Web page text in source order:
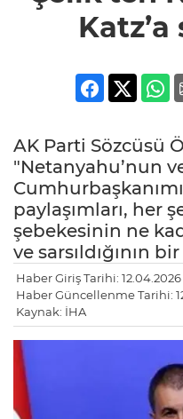
AK Parti Sözcüsü
"Netanyahu’nun ve
paylaşımları, her
şebekesinin ne
ve sarsıldığının
Haber Giriş Tarihi: 12.04.2026
Haber Güncellenme Tarihi:
Kaynak: İHA